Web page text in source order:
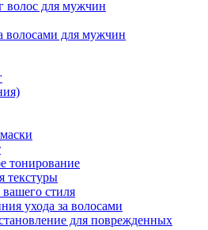
волос для мужчин
волосами для мужчин
тонирование
текстуры
стиля
ухода за волосами
для поврежденных